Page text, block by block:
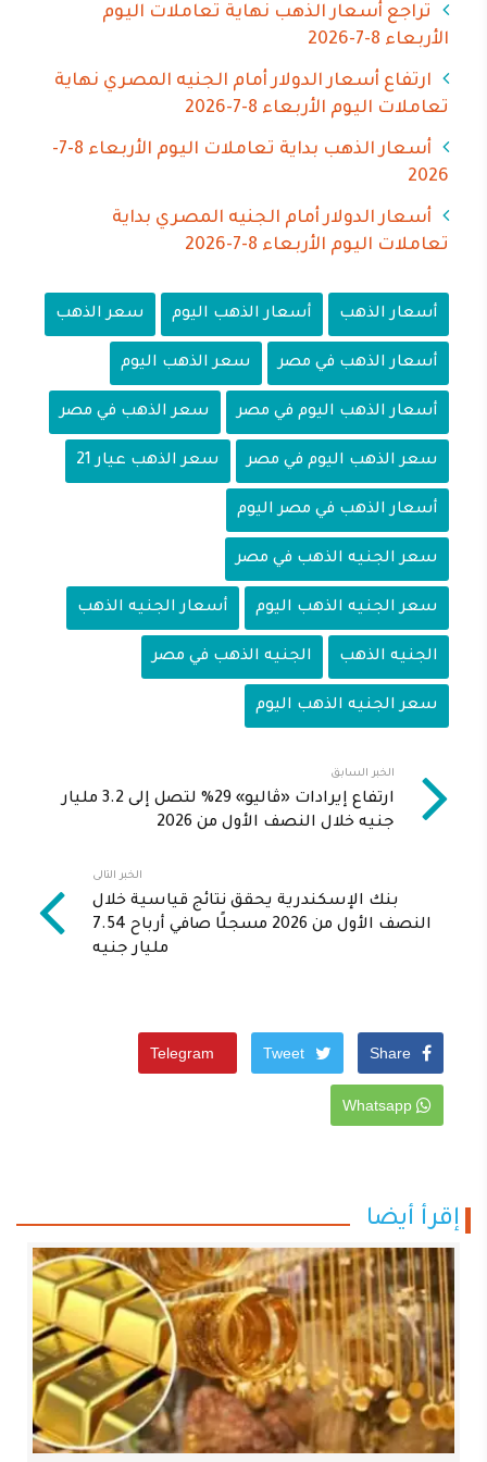
تراجع أسعار الذهب نهاية تعاملات اليوم
الأربعاء 8-7-2026
ارتفاع أسعار الدولار أمام الجنيه المصري نهاية
تعاملات اليوم الأربعاء 8-7-2026
أسعار الذهب بداية تعاملات اليوم الأربعاء 8-7-
2026
أسعار الدولار أمام الجنيه المصري بداية
تعاملات اليوم الأربعاء 8-7-2026
أسعار الذهب أسعار الذهب اليوم سعر الذهب
أسعار الذهب في مصر سعر الذهب اليوم
أسعار الذهب اليوم في مصر سعر الذهب في مصر
سعر الذهب اليوم في مصر سعر الذهب عيار 21
أسعار الذهب في مصر اليوم
سعر الجنيه الذهب في مصر
سعر الجنيه الذهب اليوم أسعار الجنيه الذهب
الجنيه الذهب الجنيه الذهب في مصر
سعر الجنيه الذهب اليوم
الخبر السابق
ارتفاع إيرادات «ڤاليو» 29% لتصل إلى 3.2 مليار
جنيه خلال النصف الأول من 2026
الخبر التالى
بنك الإسكندرية يحقق نتائج قياسية خلال
النصف الأول من 2026 مسجلًا صافي أرباح 7.54
مليار جنيه
إقرأ أيضا